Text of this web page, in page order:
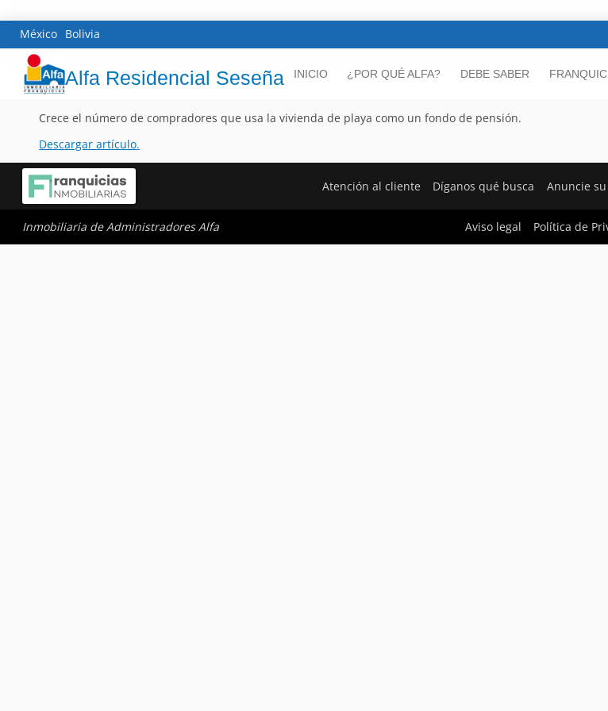
México Bolivia
Alfa Residencial Seseña INICIO ¿POR QUÉ ALFA? DEBE SABER
Crece el número de compradores que usa la vivienda de playa como un fondo de pensión.
Descargar artículo.
Atención al cliente Díganos qué busca Anuncie
Inmobiliaria de Administradores Alfa Aviso legal Política de